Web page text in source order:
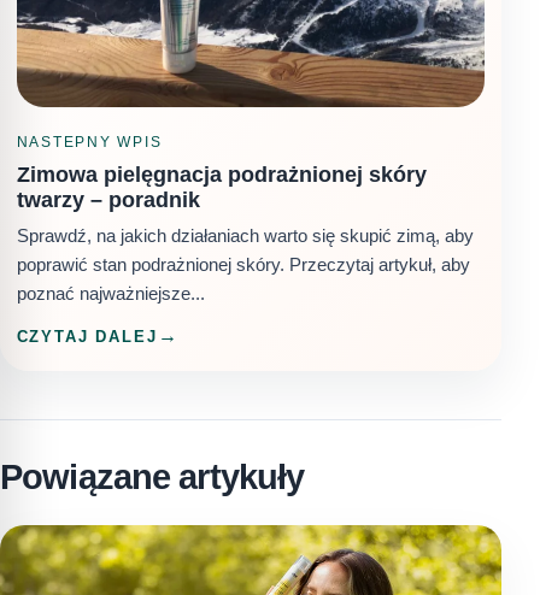
NASTEPNY WPIS
Zimowa pielęgnacja podrażnionej skóry
twarzy – poradnik
Sprawdź, na jakich działaniach warto się skupić zimą, aby
poprawić stan podrażnionej skóry. Przeczytaj artykuł, aby
poznać najważniejsze...
CZYTAJ DALEJ
Powiązane artykuły